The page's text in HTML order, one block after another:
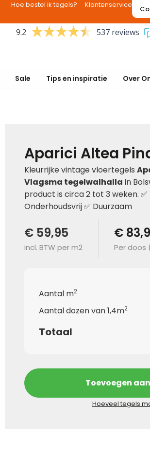
Hoe bestel ik tegels? Klantenservice
9.2 537 reviews
Sale Tips en inspiratie Over
Aparici Altea
Kleurrijke vintage vloertegels
Vlagsma tegelwalhalla in
product is circa 2 tot 3 weken.
Onderhoudsvrij ✅ Duurzaam
€ 59,95
incl. BTW per m2
€
Per doos
Aantal m2
Aantal dozen van 1,4m2
Totaal
Toevoegen
Hoeveel tegels